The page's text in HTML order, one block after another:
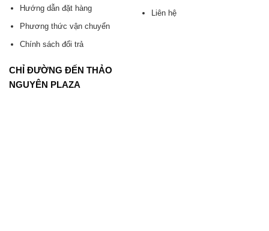
Hướng dẫn đặt hàng
Phương thức vận chuyển
Chính sách đổi trả
Liên hệ
CHỈ ĐƯỜNG ĐẾN THẢO
NGUYÊN PLAZA